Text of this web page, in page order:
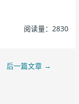
阅读量：2830
后一篇文章 →